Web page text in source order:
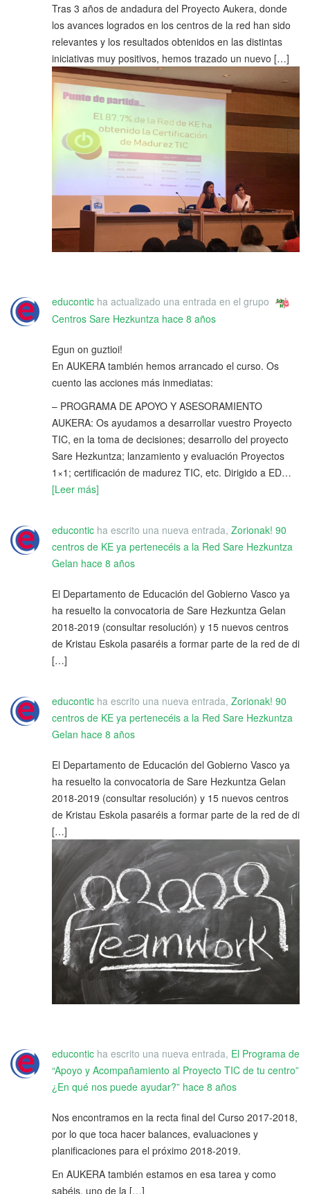
Tras 3 años de andadura del Proyecto Aukera, donde
los avances logrados en los centros de la red han sido
relevantes y los resultados obtenidos en las distintas
iniciativas muy positivos, hemos trazado un nuevo […]
educontic ha actualizado una entrada en el grupo
Centros Sare Hezkuntza hace 8 años
Egun on guztioi!
En AUKERA también hemos arrancado el curso. Os
cuento las acciones más inmediatas:
– PROGRAMA DE APOYO Y ASESORAMIENTO
AUKERA: Os ayudamos a desarrollar vuestro Proyecto
TIC, en la toma de decisiones; desarrollo del proyecto
Sare Hezkuntza; lanzamiento y evaluación Proyectos
1×1; certificación de madurez TIC, etc. Dirigido a ED…
[Leer más]
educontic ha escrito una nueva entrada, Zorionak! 90
centros de KE ya pertenecéis a la Red Sare Hezkuntza
Gelan hace 8 años
El Departamento de Educación del Gobierno Vasco ya
ha resuelto la convocatoria de Sare Hezkuntza Gelan
2018-2019 (consultar resolución) y 15 nuevos centros
de Kristau Eskola pasaréis a formar parte de la red de di
[…]
educontic ha escrito una nueva entrada, Zorionak! 90
centros de KE ya pertenecéis a la Red Sare Hezkuntza
Gelan hace 8 años
El Departamento de Educación del Gobierno Vasco ya
ha resuelto la convocatoria de Sare Hezkuntza Gelan
2018-2019 (consultar resolución) y 15 nuevos centros
de Kristau Eskola pasaréis a formar parte de la red de di
[…]
educontic ha escrito una nueva entrada, El Programa de
“Apoyo y Acompañamiento al Proyecto TIC de tu centro”
¿En qué nos puede ayudar?” hace 8 años
Nos encontramos en la recta final del Curso 2017-2018,
por lo que toca hacer balances, evaluaciones y
planificaciones para el próximo 2018-2019.
En AUKERA también estamos en esa tarea y como
sabéis, uno de la […]